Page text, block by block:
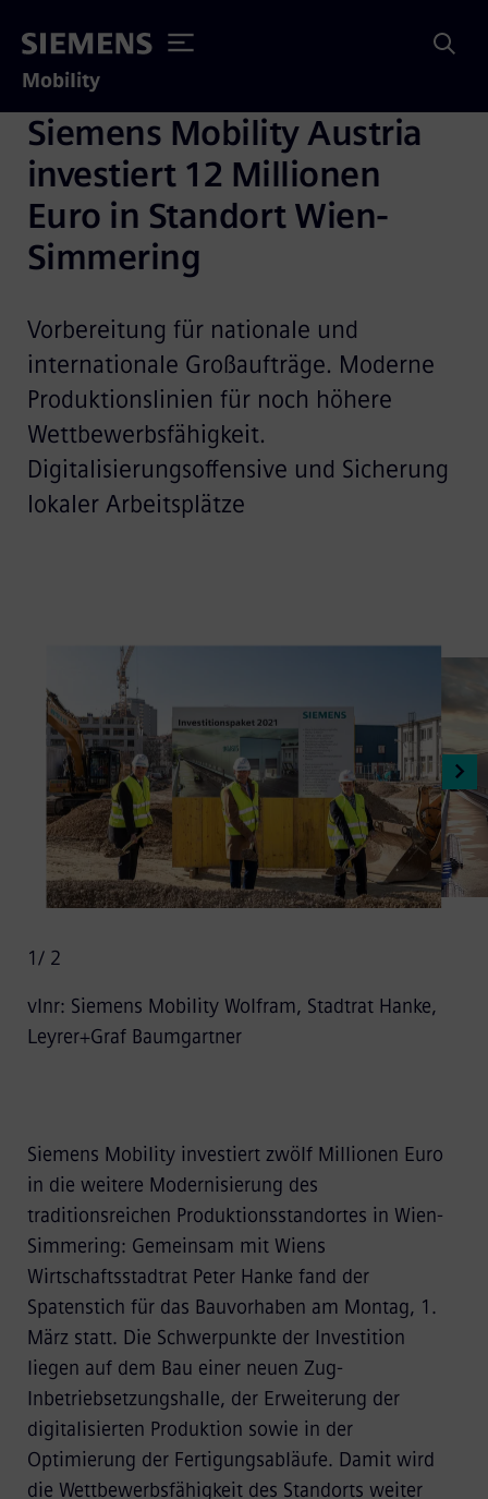
Mobility
Siemens Mobility Austria
investiert 12 Millionen
Euro in Standort Wien-
Simmering
Vorbereitung für nationale und
internationale Großaufträge. Moderne
Produktionslinien für noch höhere
Wettbewerbsfähigkeit.
Digitalisierungsoffensive und Sicherung
lokaler Arbeitsplätze
1/ 2
vlnr: Siemens Mobility Wolfram, Stadtrat Hanke,
Leyrer+Graf Baumgartner
Siemens Mobility investiert zwölf Millionen Euro
in die weitere Modernisierung des
traditionsreichen Produktionsstandortes in Wien-
Simmering: Gemeinsam mit Wiens
Wirtschaftsstadtrat Peter Hanke fand der
Spatenstich für das Bauvorhaben am Montag, 1.
März statt. Die Schwerpunkte der Investition
liegen auf dem Bau einer neuen Zug-
Inbetriebsetzungshalle, der Erweiterung der
digitalisierten Produktion sowie in der
Optimierung der Fertigungsabläufe. Damit wird
die Wettbewerbsfähigkeit des Standorts weiter